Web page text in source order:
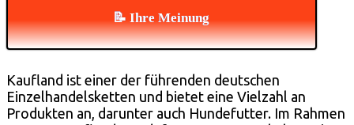
📝 Ihre Meinung
Kaufland ist einer der führenden deutschen
Einzelhandelsketten und bietet eine Vielzahl an
Produkten an, darunter auch Hundefutter. Im Rahmen